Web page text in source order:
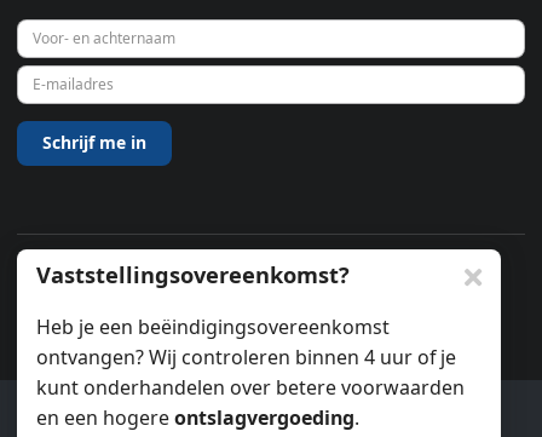
Ook wij gebruiken cookies.
Vaststellingsovereenkomst?
Heb je een beëindigingsovereenkomst
ontvangen? Wij controleren binnen 4 uur of je
kunt onderhandelen over betere voorwaarden
en een hogereontslagvergoeding.